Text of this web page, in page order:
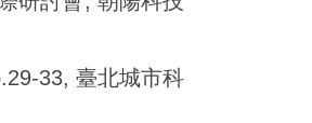
33, 臺北城市科